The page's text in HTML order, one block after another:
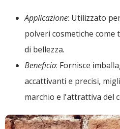
Applicazione: Utilizzato
polveri cosmetiche
di bellezza.
Beneficio: Fornisce
accattivanti e precisi,
marchio e l'attrattiva del